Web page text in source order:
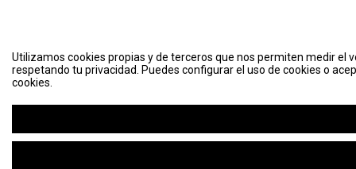
Utilizamos cookies propias y de terceros que nos permiten medir el
respetando tu privacidad. Puedes configurar el uso de cookies o
cookies.